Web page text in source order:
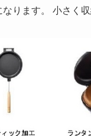
ります。 小さく